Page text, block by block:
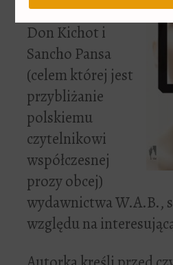
wydanej w serii
Don Kichot i
Sancho Pansa
(celem której jest
przybliżanie
polskiemu
czytelnikowi
współczesnej
prozy obcej)
wydawnictwa W.A.B.,
względu na